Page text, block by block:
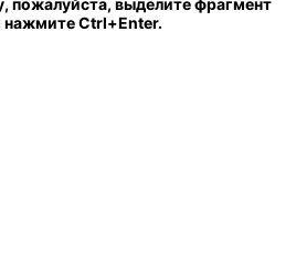
нажмите Ctrl+Enter.